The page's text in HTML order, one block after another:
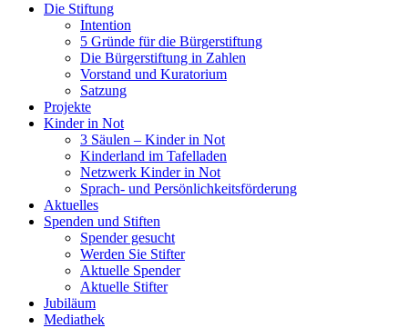
Die Stiftung
Intention
5 Gründe für die Bürgerstiftung
Die Bürgerstiftung in Zahlen
Vorstand und Kuratorium
Satzung
Projekte
Kinder in Not
3 Säulen – Kinder in Not
Kinderland im Tafelladen
Netzwerk Kinder in Not
Sprach- und Persönlichkeits­förderung
Aktuelles
Spenden und Stiften
Spender gesucht
Werden Sie Stifter
Aktuelle Spender
Aktuelle Stifter
Jubiläum
Mediathek